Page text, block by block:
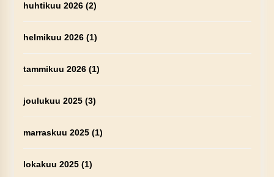
huhtikuu 2026(2)
helmikuu 2026(1)
tammikuu 2026(1)
joulukuu 2025(3)
marraskuu 2025(1)
lokakuu 2025(1)